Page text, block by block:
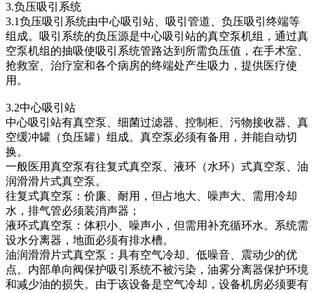
3.负压吸引系统
3.1负压吸引系统由中心吸引站、吸引管道、负压吸引终端等
组成。吸引系统的负压源是中心吸引站的真空泵机组，通过真
空泵机组的抽吸使吸引系统管路达到所需负压值，在手术室、
抢救室、治疗室和各个病房的终端处产生吸力，提供医疗使
用。
3.2中心吸引站
中心吸引站有真空泵、细菌过滤器、控制柜、污物接收器、真
空缓冲罐（负压罐）组成。真空泵必须有备用，并能自动切
换。
一般医用真空泵有往复式真空泵、液环（水环）式真空泵、油
润滑滑片式真空泵。
往复式真空泵：价廉、耐用，但占地大、噪声大、需用冷却
水，排气管必须装消声器；
液环式真空泵：体积小、噪声小，但需用补充循环水。系统需
设水分离器，地面必须有排水槽。
油润滑滑片式真空泵：具有空气冷却、低噪音、震动少的优
点。内部单向阀保护吸引系统不被污染，油雾分离器保护环境
和减少油的损失。由于该设备是空气冷却，设备机房必须要有